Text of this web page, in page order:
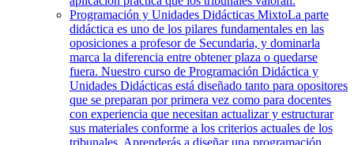
Programación y Unidades Didácticas MixtoLa parte
didáctica es uno de los pilares fundamentales en las
oposiciones a profesor de Secundaria, y dominarla
marca la diferencia entre obtener plaza o quedarse
fuera. Nuestro curso de Programación Didáctica y
Unidades Didácticas está diseñado tanto para opositores
que se preparan por primera vez como para docentes
con experiencia que necesitan actualizar y estructurar
sus materiales conforme a los criterios actuales de los
tribunales. Aprenderás a diseñar una programación